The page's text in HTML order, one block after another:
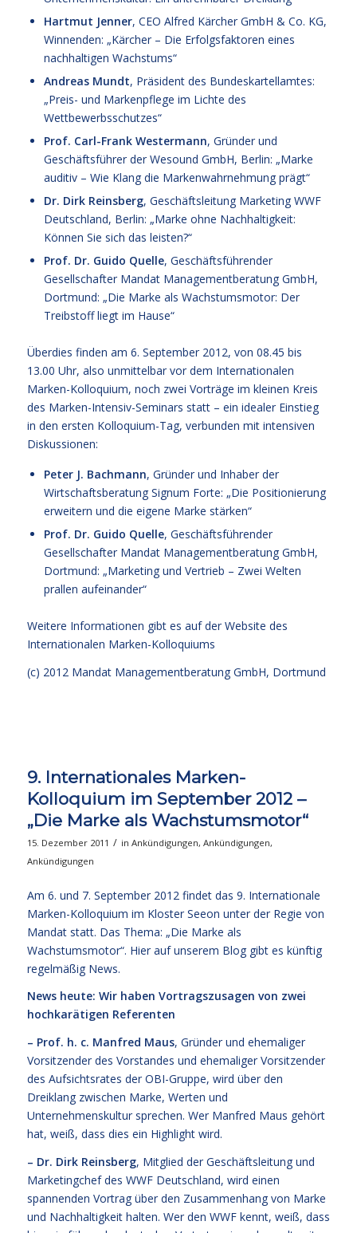
Hartmut Jenner, CEO Alfred Kärcher GmbH & Co. KG,
Winnenden: „Kärcher – Die Erfolgsfaktoren eines
nachhaltigen Wachstums“
Andreas Mundt, Präsident des Bundeskartellamtes:
„Preis- und Markenpflege im Lichte des
Wettbewerbsschutzes“
Prof. Carl-Frank Westermann, Gründer und
Geschäftsführer der Wesound GmbH, Berlin: „Marke
auditiv – Wie Klang die Markenwahrnehmung prägt“
Dr. Dirk Reinsberg, Geschäftsleitung Marketing WWF
Deutschland, Berlin: „Marke ohne Nachhaltigkeit:
Können Sie sich das leisten?“
Prof. Dr. Guido Quelle, Geschäftsführender
Gesellschafter Mandat Managementberatung GmbH,
Dortmund: „Die Marke als Wachstumsmotor: Der
Treibstoff liegt im Hause“
Überdies finden am 6. September 2012, von 08.45 bis
13.00 Uhr, also unmittelbar vor dem Internationalen
Marken-Kolloquium, noch zwei Vorträge im kleinen Kreis
des Marken-Intensiv-Seminars statt – ein idealer Einstieg
in den ersten Kolloquium-Tag, verbunden mit intensiven
Diskussionen:
Peter J. Bachmann, Gründer und Inhaber der
Wirtschaftsberatung Signum Forte: „Die Positionierung
erweitern und die eigene Marke stärken“
Prof. Dr. Guido Quelle, Geschäftsführender
Gesellschafter Mandat Managementberatung GmbH,
Dortmund: „Marketing und Vertrieb – Zwei Welten
prallen aufeinander“
Weitere Informationen gibt es auf der Website des
Internationalen Marken-Kolloquiums
(c) 2012 Mandat Managementberatung GmbH, Dortmund
9. Internationales Marken-
Kolloquium im September 2012 –
„Die Marke als Wachstumsmotor“
15. Dezember 2011 / in Ankündigungen, Ankündigungen,
Ankündigungen
Am 6. und 7. September 2012 findet das 9. Internationale
Marken-Kolloquium im Kloster Seeon unter der Regie von
Mandat statt. Das Thema: „Die Marke als
Wachstumsmotor“. Hier auf unserem Blog gibt es künftig
regelmäßig News.
News heute: Wir haben Vortragszusagen von zwei
hochkarätigen Referenten
– Prof. h. c. Manfred Maus, Gründer und ehemaliger
Vorsitzender des Vorstandes und ehemaliger Vorsitzender
des Aufsichtsrates der OBI-Gruppe, wird über den
Dreiklang zwischen Marke, Werten und
Unternehmenskultur sprechen. Wer Manfred Maus gehört
hat, weiß, dass dies ein Highlight wird.
– Dr. Dirk Reinsberg, Mitglied der Geschäftsleitung und
Marketingchef des WWF Deutschland, wird einen
spannenden Vortrag über den Zusammenhang von Marke
und Nachhaltigkeit halten. Wer den WWF kennt, weiß, dass